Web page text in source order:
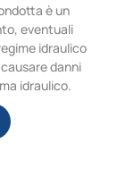
è un
eventuali
idraulico
danni
idraulico.